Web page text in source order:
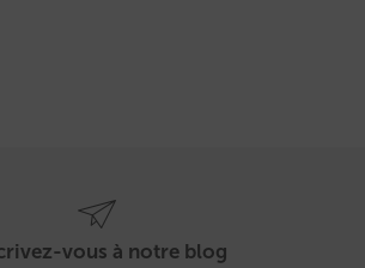
vous à notre blog